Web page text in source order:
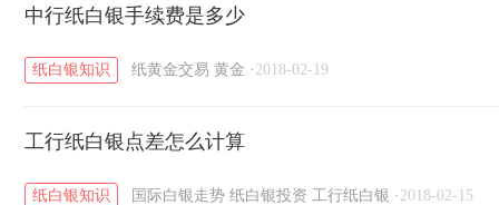
黄金T+D知识 / 粤贵银知识
中行纸白银手续费是多少
纸白银知识 纸黄金交易 黄金 · 2018-02-19
工行纸白银点差怎么计算
纸白银知识 国际白银走势 纸白银投资 工行纸白银 · 2018-02-15